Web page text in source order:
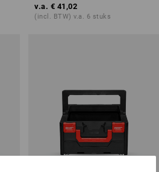
v.a. € 41,02
(incl. BTW) v.a. 6 stuks